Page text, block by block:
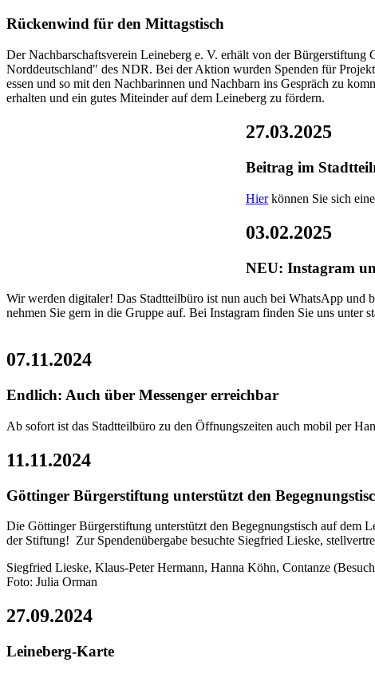
Rückenwind für den Mittagstisch
Der Nachbarschaftsverein Leineberg e. V. erhält von der
Norddeutschland" des NDR. Bei der Aktion wurden Spenden für
essen und so mit den Nachbarinnen und Nachbarn ins Gespräch zu
erhalten und ein gutes Miteinder auf dem Leineberg zu fördern.
27.03.2025
Beitrag im
Hierkönnen Sie sich
03.02.2025
NEU: Instagram
Wir werden digitaler! Das Stadtteilbüro ist nun auch bei WhatsApp und
nehmen Sie gern in die Gruppe auf. Bei Instagram finden Sie uns unter
07.11.2024
Endlich: Auch über Messenger erreichbar
Ab sofort ist das Stadtteilbüro zu den Öffnungszeiten auch mobil per
11.11.2024
Göttinger Bürgerstiftung unterstützt den
Die Göttinger Bürgerstiftung unterstützt den Begegnungstisch auf dem
der Stiftung! Zur Spendenübergabe besuchte Siegfried Lieske,
Siegfried Lieske, Klaus-Peter Hermann, Hanna Köhn, Contanze
Foto: Julia Orman
27.09.2024
Leineberg-Karte